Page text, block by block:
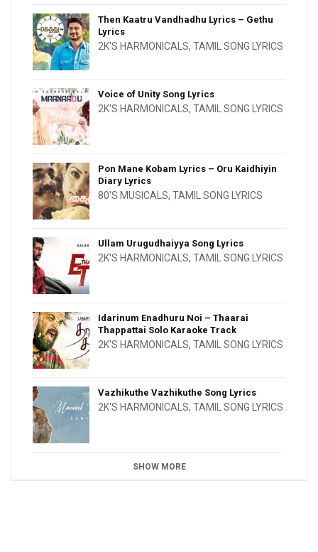
Then Kaatru Vandhadhu Lyrics – Gethu
Lyrics
2K'S HARMONICALS, TAMIL SONG LYRICS
Voice of Unity Song Lyrics
2K'S HARMONICALS, TAMIL SONG LYRICS
Pon Mane Kobam Lyrics – Oru Kaidhiyin
Diary Lyrics
80'S MUSICALS, TAMIL SONG LYRICS
Ullam Urugudhaiyya Song Lyrics
2K'S HARMONICALS, TAMIL SONG LYRICS
Idarinum Enadhuru Noi – Thaarai
Thappattai Solo Karaoke Track
2K'S HARMONICALS, TAMIL SONG LYRICS
Vazhikuthe Vazhikuthe Song Lyrics
2K'S HARMONICALS, TAMIL SONG LYRICS
SHOW MORE